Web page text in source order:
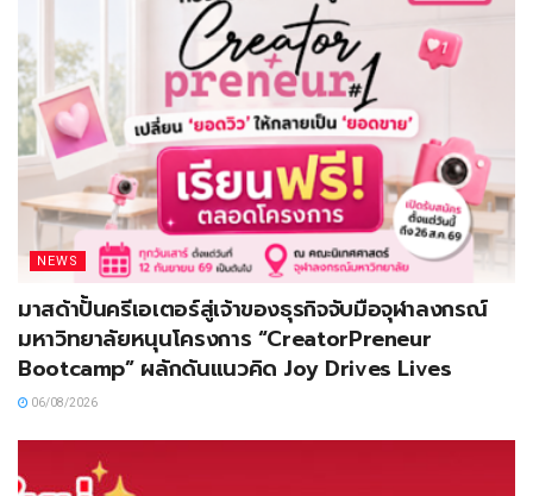
NEWS
มาสด้าปั้นครีเอเตอร์สู่เจ้าของธุรกิจจับมือจุฬาลงกรณ์
มหาวิทยาลัยหนุนโครงการ “CreatorPreneur
Bootcamp” ผลักดันแนวคิด Joy Drives Lives
06/08/2026